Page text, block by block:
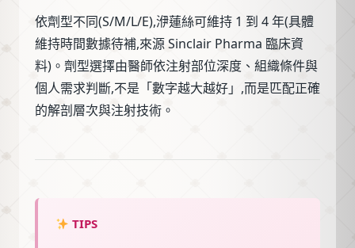
依劑型不同(S/M/L/E),洢蓮絲可維持 1 到 4 年(具體
維持時間數據待補,來源 Sinclair Pharma 臨床資
料)。劑型選擇由醫師依注射部位深度、組織條件與
個人需求判斷,不是「數字越大越好」,而是匹配正確
的解剖層次與注射技術。
TIPS